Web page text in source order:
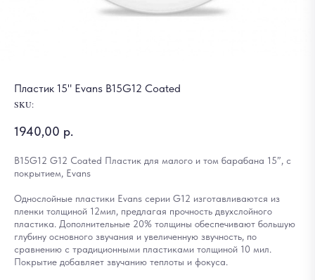
Пластик 15" Evans B15G12 Coated
SKU:
1940,00 р.
B15G12 G12 Coated Пластик для малого и том барабана 15”, с
покрытием, Evans
Однослойные пластики Evans серии G12 изготавливаются из
пленки толщиной 12мил, предлагая прочность двухслойного
пластика. Дополнительные 20% толщины обеспечивают большую
глубину основного звучания и увеличенную звучность, по
сравнению с традиционными пластиками толщиной 10 мил.
Покрытие добавляет звучанию теплоты и фокуса.